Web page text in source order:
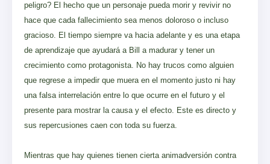
peligro? El hecho que un personaje pueda morir y revivir no
hace que cada fallecimiento sea menos doloroso o incluso
gracioso. El tiempo siempre va hacia adelante y es una etapa
de aprendizaje que ayudará a Bill a madurar y tener un
crecimiento como protagonista. No hay trucos como alguien
que regrese a impedir que muera en el momento justo ni hay
una falsa interrelación entre lo que ocurre en el futuro y el
presente para mostrar la causa y el efecto. Este es directo y
sus repercusiones caen con toda su fuerza.
Mientras que hay quienes tienen cierta animadversión contra